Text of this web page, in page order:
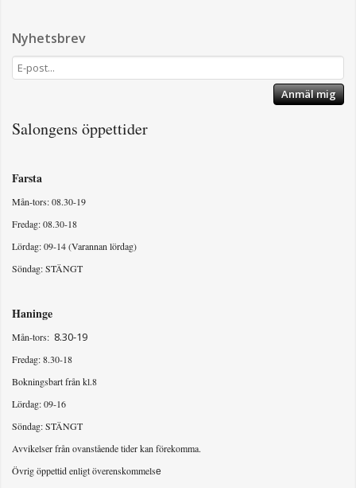
Nyhetsbrev
Anmäl mig
Salongens öppettider
Farsta
Mån-tors: 08.30-19
Fredag: 08.30-18
Lördag: 09-14 (Varannan lördag)
Söndag: STÄNGT
Haninge
Mån-tors: 8.30-19
Fredag: 8.30-18
Bokningsbart från kl.8
Lördag: 09-16
Söndag: STÄNGT
Avvikelser från ovanstående tider kan förekomma.
Övrig öppettid enligt överenskommelse